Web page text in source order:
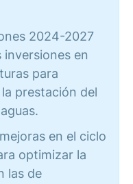
2024-2027
inversiones en
para
prestación del
en el ciclo
optimizar la
las de